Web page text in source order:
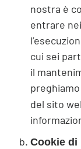
nostra è
entrare
cui sei
il
del sito
Cookie di